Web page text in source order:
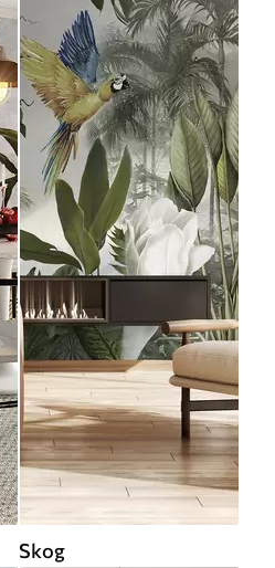
Skog